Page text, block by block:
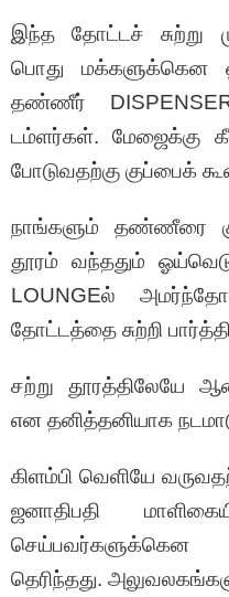
இந்த தோட்டச் சுற்று
பொது மக்களுக்கென
தண்ணீர்
டம்ளர்கள். மேஜைக்கு
போடுவதற்கு குப்பைக்
நாங்களும் தண்ணீரை
தூரம் வந்ததும்
LOUNGEல்
தோட்டத்தை சுற்றி
சற்று தூரத்திலேயே
என தனித்தனியாக
கிளம்பி வெளியே
ஜனாதிபதி
செய்பவர்களுக்கென
தெரிந்தது.